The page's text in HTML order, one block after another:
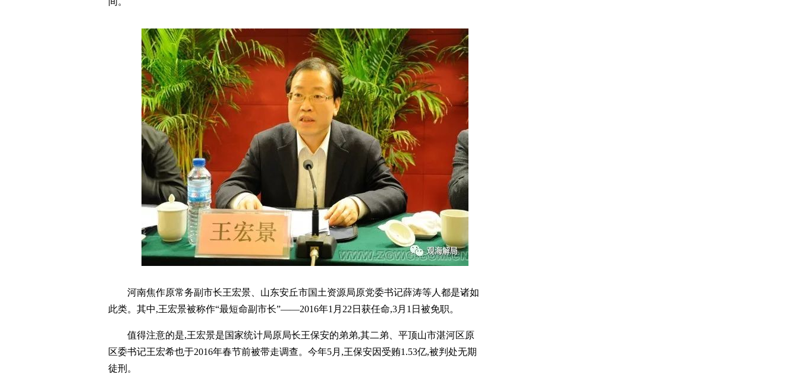
河南焦作原常务副市长王宏景、山东安丘市国土资源局原党委书记薛涛等人都是诸如
此类。其中,王宏景被称作“最短命副市长”——2016年1月22日获任命,3月1日被免职。
值得注意的是,王宏景是国家统计局原局长王保安的弟弟,其二弟、平顶山市湛河区原
区委书记王宏希也于2016年春节前被带走调查。今年5月,王保安因受贿1.53亿,被判处无期
徒刑。